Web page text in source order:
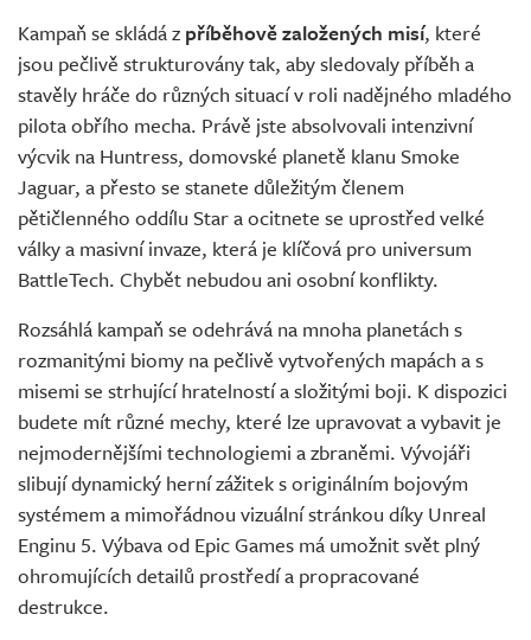
Kampaň se skládá z příběhově založených misí, které
jsou pečlivě strukturovány tak, aby sledovaly příběh a
stavěly hráče do různých situací v roli nadějného mladého
pilota obřího mecha. Právě jste absolvovali intenzivní
výcvik na Huntress, domovské planetě klanu Smoke
Jaguar, a přesto se stanete důležitým členem
pětičlenného oddílu Star a ocitnete se uprostřed velké
války a masivní invaze, která je klíčová pro universum
BattleTech. Chybět nebudou ani osobní konflikty.
Rozsáhlá kampaň se odehrává na mnoha planetách s
rozmanitými biomy na pečlivě vytvořených mapách a s
misemi se strhující hratelností a složitými boji. K dispozici
budete mít různé mechy, které lze upravovat a vybavit je
nejmodernějšími technologiemi a zbraněmi. Vývojáři
slibují dynamický herní zážitek s originálním bojovým
systémem a mimořádnou vizuální stránkou díky Unreal
Enginu 5. Výbava od Epic Games má umožnit svět plný
ohromujících detailů prostředí a propracované
destrukce.